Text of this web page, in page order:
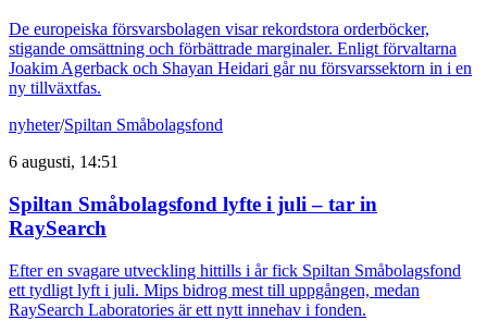
De europeiska försvarsbolagen visar rekordstora orderböcker,
stigande omsättning och förbättrade marginaler. Enligt förvaltarna
Joakim Agerback och Shayan Heidari går nu försvarssektorn in i en
ny tillväxtfas.
nyheter/Spiltan Småbolagsfond
6 augusti, 14:51
Spiltan Småbolagsfond lyfte i juli – tar in
RaySearch
Efter en svagare utveckling hittills i år fick Spiltan Småbolagsfond
ett tydligt lyft i juli. Mips bidrog mest till uppgången, medan
RaySearch Laboratories är ett nytt innehav i fonden.